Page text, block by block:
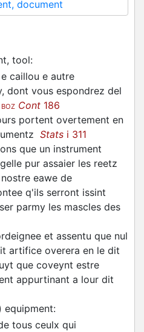
document
tool:
caillou e autre
dont vous espondrez del
BOZ Cont 186
portent overtement en
Stats i 311
que un instrument
pur assaier les reetz
eawe de
q'ils serront issint
parmy les mascles des
et assentu que nul
artifice overera en le dit
que coveynt estre
appurtinant a lour dit
equipment:
tous ceulx qui